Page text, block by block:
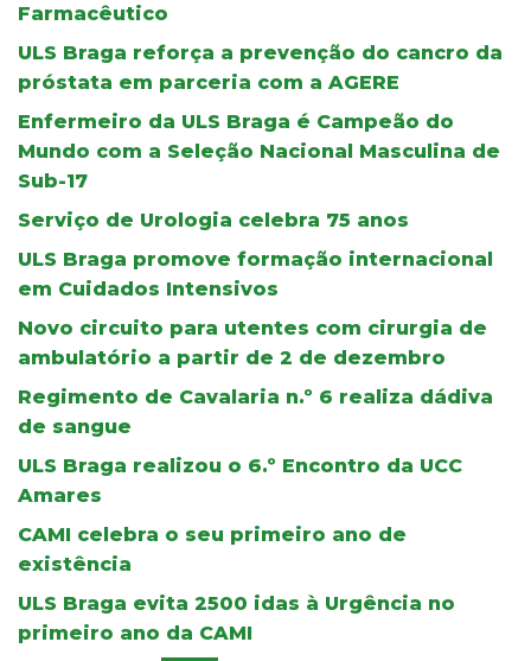
Farmacêutico
ULS Braga reforça a prevenção do cancro da
próstata em parceria com a AGERE
Enfermeiro da ULS Braga é Campeão do
Mundo com a Seleção Nacional Masculina de
Sub-17
Serviço de Urologia celebra 75 anos
ULS Braga promove formação internacional
em Cuidados Intensivos
Novo circuito para utentes com cirurgia de
ambulatório a partir de 2 de dezembro
Regimento de Cavalaria n.º 6 realiza dádiva
de sangue
ULS Braga realizou o 6.º Encontro da UCC
Amares
CAMI celebra o seu primeiro ano de
existência
ULS Braga evita 2500 idas à Urgência no
primeiro ano da CAMI